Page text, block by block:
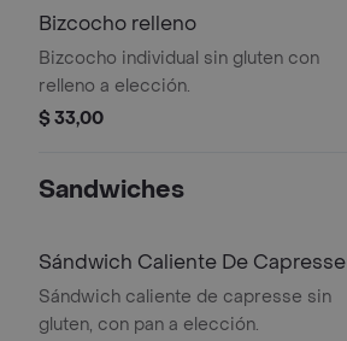
Bizcocho relleno
Bizcocho individual sin gluten con
relleno a elección.
$ 33,00
Sandwiches
Sándwich Caliente De Capresse
Sándwich caliente de capresse sin
gluten, con pan a elección.